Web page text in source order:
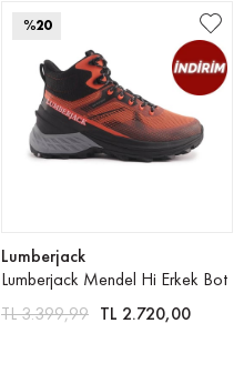
Lumberjack
Lumberjack Mendel Hi Erkek Bot
TL 2.720,00
TL 3.399,99
%20